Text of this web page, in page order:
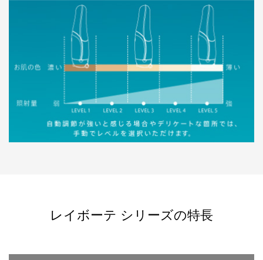
レイボーテ シリーズの特長